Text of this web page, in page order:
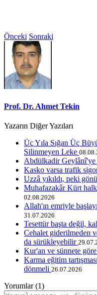
Önceki Sonraki
Prof. Dr. Ahmet Tekin
Yazarın Diğer Yazıları
Üç Yıla Sığan Üç
Silinmeyen Leke
Abdülkadir Geylânî'ye
Kasko varsa trafik
Uzzâ yıkıldı, peki
Muhafazakâr Kürt
02.08.2026
Allah'ın emriyle
31.07.2026
Tesettür başta değil,
Cehalet giderilmeden
da sürükleyebilir
Kur'an ve sünnete göre
Karma eğitim
dönmeli 26.07.2026
Yorumlar (1)